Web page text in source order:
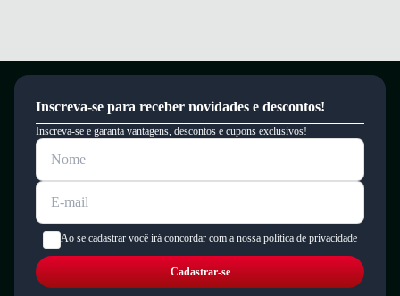
Inscreva-se para receber novidades e descontos!
Inscreva-se e garanta vantagens, descontos e cupons exclusivos!
Ao se cadastrar você irá concordar com a nossa política de privacidade
Cadastrar-se